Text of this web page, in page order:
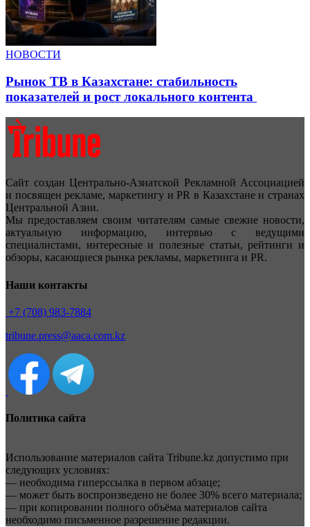
НОВОСТИ
Рынок ТВ в Казахстане: стабильность
показателей и рост локального контента
Сайт создан Центрально-Азиатской Рекламной Ассоциацией
и посвящен рекламе, маркетингу и PR в Казахстане и странах
Центральной Азии.
Мы предоставляем своим читателям самые свежие новости,
актуальную информацию, интервью с ведущими
специалистами, интересные и полезные статьи, рейтинги и
обзоры, касающиеся рынка рекламы, маркетинга и PR.
Наши контакты
+7 (708) 983-7884
tribune.press@aaca.com.kz
Политика сайта
Использование материалов сайта Tribune.kz допустимо при
следующих условиях:
— необходима гиперссылка в первом абзаце;
— может быть воспроизведено не более 30% всего материала;
— при копировании полного объёма материалов сайта
необходимо письменное разрешение редакции.